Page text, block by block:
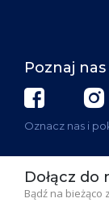
Poznaj nas
Oznacz nas i
Dołącz
Bądź na bieżąco